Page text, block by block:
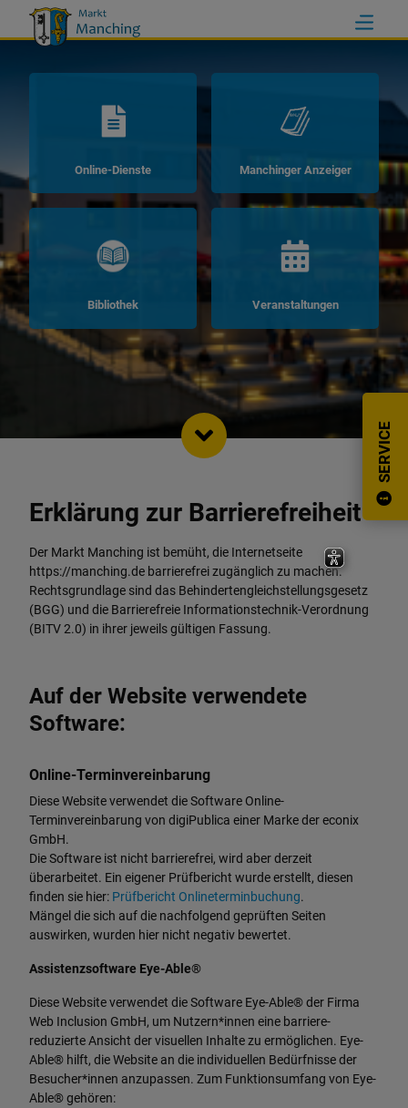
Online-Dienste Manchinger Anzeiger
Bibliothek Veranstaltungen
SERVICE
Erklärung zur Barrierefreiheit
Der Markt Manching ist bemüht, die Internetseite
https://manching.de barrierefrei zugänglich zu machen.
Rechtsgrundlage sind das Behindertengleichstellungsgesetz
(BGG) und die Barrierefreie Informationstechnik-Verordnung
(BITV 2.0) in ihrer jeweils gültigen Fassung.
Auf der Website verwendete
Software:
Online-Terminvereinbarung
Diese Website verwendet die Software Online-
Terminvereinbarung von digiPublica einer Marke der econix
GmbH.
Die Software ist nicht barrierefrei, wird aber derzeit
überarbeitet. Ein eigener Prüfbericht wurde erstellt, diesen
finden sie hier: Prüfbericht Onlineterminbuchung.
Mängel die sich auf die nachfolgend geprüften Seiten
auswirken, wurden hier nicht negativ bewertet.
Assistenzsoftware Eye-Able®
Diese Website verwendet die Software Eye-Able® der Firma
Web Inclusion GmbH, um Nutzern*innen eine barriere-
reduzierte Ansicht der visuellen Inhalte zu ermöglichen. Eye-
Able® hilft, die Website an die individuellen Bedürfnisse der
Besucher*innen anzupassen. Zum Funktionsumfang von Eye-
Able® gehören: